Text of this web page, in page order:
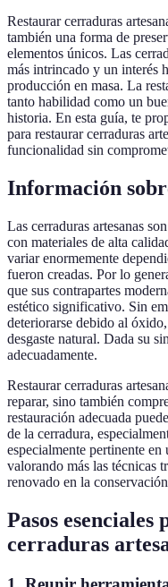
Restaurar cerraduras
también una forma de
elementos únicos. Las
más intrincado y un interés
producción en masa. La
tanto habilidad como un
historia. En esta guía, te
para restaurar cerraduras
funcionalidad sin
Información
Las cerraduras artesanas
con materiales de alta
variar enormemente
fueron creadas. Por lo
que sus contrapartes
estético significativo. Sin
deteriorarse debido al
desgaste natural. Dada su
adecuadamente.
Restaurar cerraduras
reparar, sino también
restauración adecuada
de la cerradura,
especialmente pertinente en
valorando más las técnicas
renovado en la
Pasos
cerraduras